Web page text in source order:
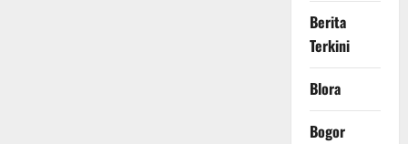
Berita
Terkini
Blora
Bogor